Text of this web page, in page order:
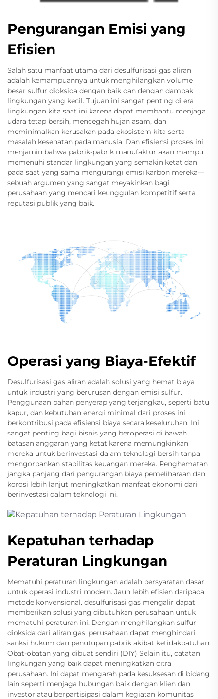
Pengurangan Emisi yang
Efisien
Salah satu manfaat utama dari desulfurisasi gas aliran
adalah kemampuannya untuk menghilangkan volume
besar sulfur dioksida dengan baik dan dengan dampak
lingkungan yang kecil. Tujuan ini sangat penting di era
lingkungan kita saat ini karena dapat membantu menjaga
udara tetap bersih, mencegah hujan asam, dan
meminimalkan kerusakan pada ekosistem kita serta
masalah kesehatan pada manusia. Dan efisiensi proses ini
menjamin bahwa pabrik-pabrik manufaktur akan mampu
memenuhi standar lingkungan yang semakin ketat dan
pada saat yang sama mengurangi emisi karbon mereka—
sebuah argumen yang sangat meyakinkan bagi
perusahaan yang mencari keunggulan kompetitif serta
reputasi publik yang baik.
Operasi yang Biaya-Efektif
Desulfurisasi gas aliran adalah solusi yang hemat biaya
untuk industri yang berurusan dengan emisi sulfur.
Penggunaan bahan penyerap yang terjangkau, seperti batu
kapur, dan kebutuhan energi minimal dari proses ini
berkontribusi pada efisiensi biaya secara keseluruhan. Ini
sangat penting bagi bisnis yang beroperasi di bawah
batasan anggaran yang ketat karena memungkinkan
mereka untuk berinvestasi dalam teknologi bersih tanpa
mengorbankan stabilitas keuangan mereka. Penghematan
jangka panjang dari pengurangan biaya pemeliharaan dan
korosi lebih lanjut meningkatkan manfaat ekonomi dari
berinvestasi dalam teknologi ini.
Kepatuhan terhadap
Peraturan Lingkungan
Mematuhi peraturan lingkungan adalah persyaratan dasar
untuk operasi industri modern. Jauh lebih efisien daripada
metode konvensional, desulfurisasi gas mengalir dapat
memberikan solusi yang dibutuhkan perusahaan untuk
mematuhi peraturan ini. Dengan menghilangkan sulfur
dioksida dari aliran gas, perusahaan dapat menghindari
sanksi hukum dan penutupan pabrik akibat ketidakpatuhan.
Obat-obatan yang dibuat sendiri (DIY) Selain itu, catatan
lingkungan yang baik dapat meningkatkan citra
perusahaan. Ini dapat mengarah pada kesuksesan di bidang
lain seperti menjaga hubungan baik dengan klien dan
investor atau berpartisipasi dalam kegiatan komunitas